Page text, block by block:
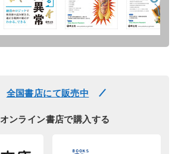
全国書店にて販売中
オンライン書店で購入する